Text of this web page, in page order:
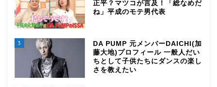
正平？マツコが言及！「総なめだ
ね」平成のモテ男代表
3
DA PUMP 元メンバーDAICHI(加
藤大地)プロフィール 一般人だい
ちとして子供たちにダンスの楽し
さを教えたい